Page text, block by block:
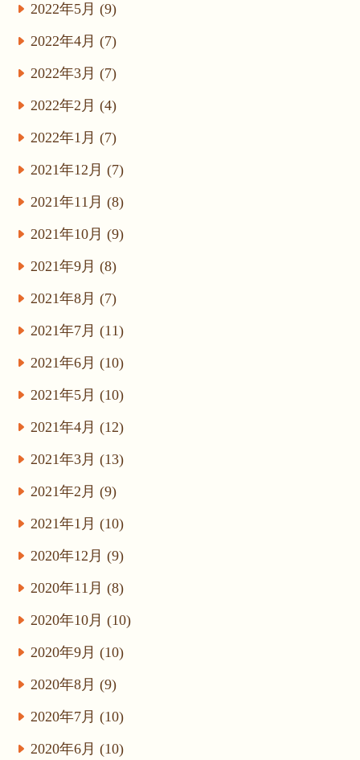
2022年5月 (9)
2022年4月 (7)
2022年3月 (7)
2022年2月 (4)
2022年1月 (7)
2021年12月 (7)
2021年11月 (8)
2021年10月 (9)
2021年9月 (8)
2021年8月 (7)
2021年7月 (11)
2021年6月 (10)
2021年5月 (10)
2021年4月 (12)
2021年3月 (13)
2021年2月 (9)
2021年1月 (10)
2020年12月 (9)
2020年11月 (8)
2020年10月 (10)
2020年9月 (10)
2020年8月 (9)
2020年7月 (10)
2020年6月 (10)